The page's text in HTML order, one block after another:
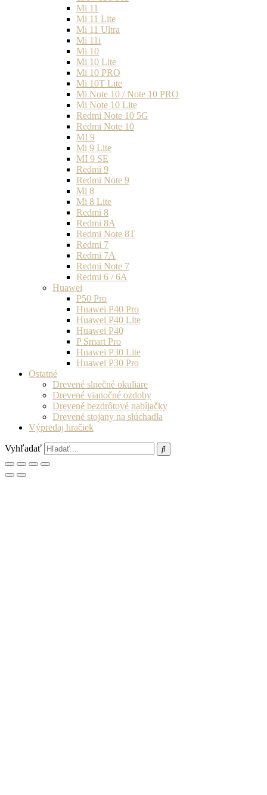
Mi 11
Mi 11 Lite
Mi 11 Ultra
Mi 11i
Mi 10
Mi 10 Lite
Mi 10 PRO
Mi 10T Lite
Mi Note 10 / Note 10 PRO
Mi Note 10 Lite
Redmi Note 10 5G
Redmi Note 10
MI 9
Mi 9 Lite
MI 9 SE
Redmi 9
Redmi Note 9
Mi 8
Mi 8 Lite
Redmi 8
Redmi 8A
Redmi Note 8T
Redmi 7
Redmi 7A
Redmi Note 7
Redmi 6 / 6A
Huawei
P50 Pro
Huawei P40 Pro
Huawei P40 Lite
Huawei P40
P Smart Pro
Huawei P30 Lite
Huawei P30 Pro
Ostatné
Drevené slnečné okuliare
Drevené vianočné ozdoby
Drevené bezdrôtové nabíjačky
Drevené stojany na slúchadla
Výpredaj hračiek
Vyhľadať